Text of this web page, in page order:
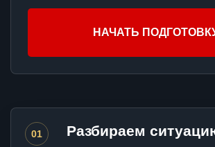
НАЧАТЬ
01 Разбираем